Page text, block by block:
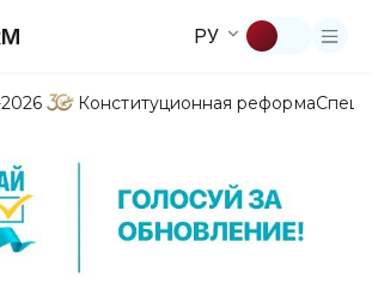
РУ
Конституционная реформа